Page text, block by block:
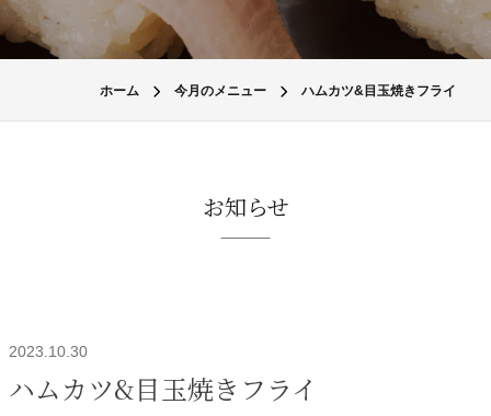
ホーム 今月のメニュー ハムカツ&目玉焼きフライ
お知らせ
2023.10.30
ハムカツ&目玉焼きフライ